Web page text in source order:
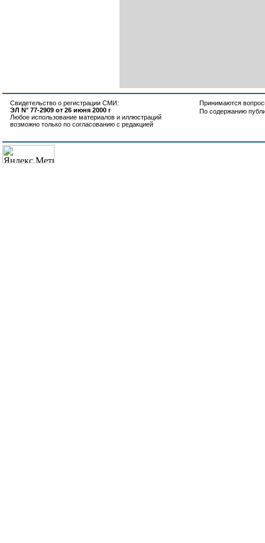
Свидетельство о регистрации СМИ:
ЭЛ N° 77-2909 от 26 июня 2000 г
Любое использование материалов и иллюстраций
возможно только по согласованию с редакцией
Принимаются
По содержанию